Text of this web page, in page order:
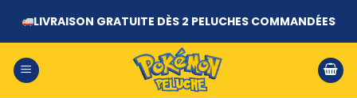
contenu
LIVRAISON GRATUITE DÈS 2 PELUCHES COMMANDÉES